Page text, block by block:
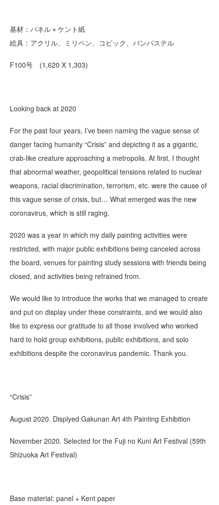
基材：パネル＋ケント紙
絵具：アクリル、ミリペン、コピック、パンパステル
F100号 (1,620 X 1,303)
Looking back at 2020
For the past four years, I’ve been naming the vague sense of
danger facing humanity “Crisis” and depicting it as a gigantic,
crab-like creature approaching a metropolis. At first, I thought
that abnormal weather, geopolitical tensions related to nuclear
weapons, racial discrimination, terrorism, etc. were the cause of
this vague sense of crisis, but… What emerged was the new
coronavirus, which is still raging.
2020 was a year in which my daily painting activities were
restricted, with major public exhibitions being canceled across
the board, venues for painting study sessions with friends being
closed, and activities being refrained from.
We would like to introduce the works that we managed to create
and put on display under these constraints, and we would also
like to express our gratitude to all those involved who worked
hard to hold group exhibitions, public exhibitions, and solo
exhibitions despite the coronavirus pandemic. Thank you.
“Crisis”
August 2020. Displyed Gakunan Art 4th Painting Exhibition
November 2020. Selected for the Fuji no Kuni Art Festival (59th
Shizuoka Art Festival)
Base material: panel + Kent paper